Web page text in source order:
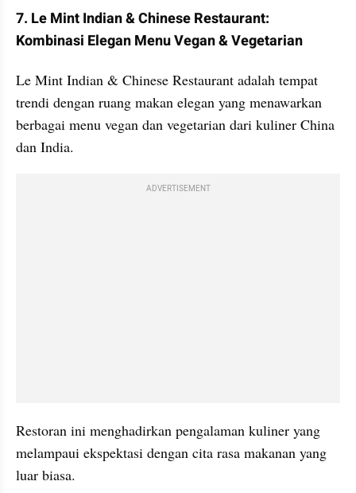
7. Le Mint Indian & Chinese Restaurant:
Kombinasi Elegan Menu Vegan & Vegetarian
Le Mint Indian & Chinese Restaurant adalah tempat
trendi dengan ruang makan elegan yang menawarkan
berbagai menu vegan dan vegetarian dari kuliner China
dan India.
ADVERTISEMENT
Restoran ini menghadirkan pengalaman kuliner yang
melampaui ekspektasi dengan cita rasa makanan yang
luar biasa.